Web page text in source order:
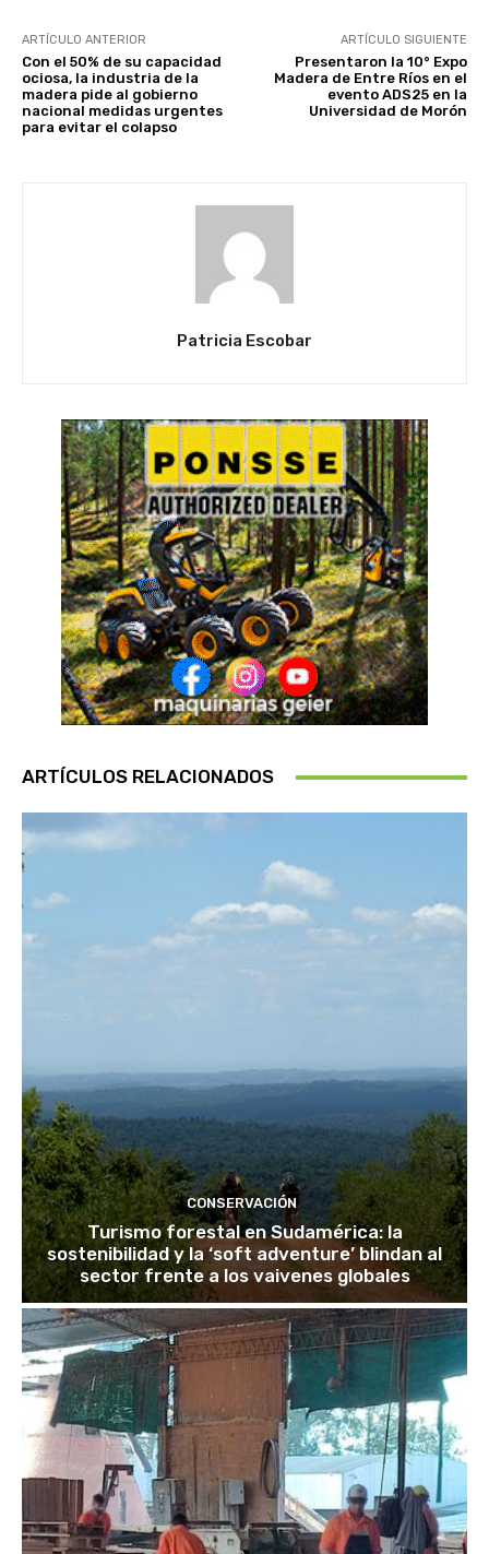
ARTÍCULO ANTERIOR
Con el 50% de su capacidad
ociosa, la industria de la
madera pide al gobierno
nacional medidas urgentes
para evitar el colapso
ARTÍCULO SIGUIENTE
Presentaron la 10° Expo
Madera de Entre Ríos en el
evento ADS25 en la
Universidad de Morón
Patricia Escobar
ARTÍCULOS RELACIONADOS
CONSERVACIÓN
Turismo forestal en Sudamérica: la
sostenibilidad y la ‘soft adventure’ blindan al
sector frente a los vaivenes globales